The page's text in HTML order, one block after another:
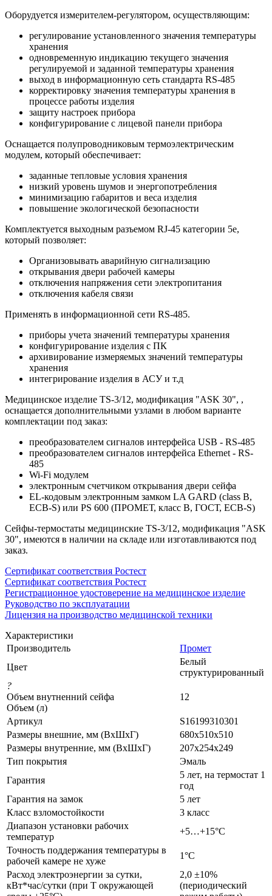
Оборудуется измерителем-регулятором, осуществляющим:
регулирование установленного значения температуры
хранения
одновременную индикацию текущего значения
регулируемой и заданной температуры хранения
выход в информационную сеть стандарта RS-485
корректировку значения температуры хранения в
процессе работы изделия
защиту настроек прибора
конфигурирование с лицевой панели прибора
Оснащается полупроводниковым термоэлектрическим
модулем, который обеспечивает:
заданные тепловые условия хранения
низкий уровень шумов и энергопотребления
минимизацию габаритов и веса изделия
повышение экологической безопасности
Комплектуется выходным разъемом RJ-45 категории 5е,
который позволяет:
Организовывать аварийную сигнализацию
открывания двери рабочей камеры
отключения напряжения сети электропитания
отключения кабеля связи
Применять в информационной сети RS-485.
приборы учета значений температуры хранения
конфигурирование изделия с ПК
архивирование измеряемых значений температуры
хранения
интегрирование изделия в АСУ и т.д
Медицинское изделие TS-3/12, модификация "ASK 30", ,
оснащается дополнительными узлами в любом варианте
комплектации под заказ:
преобразователем сигналов интерфейса USB - RS-485
преобразователем сигналов интерфейса Ethernet - RS-
485
Wi-Fi модулем
электронным счетчиком открывания двери сейфа
EL-кодовым электронным замком LA GARD (class B,
ECB-S) или PS 600 (ПРОМЕТ, класс В, ГОСТ, ECB-S)
Сейфы-термостаты медицинские TS-3/12, модификация "ASK
30", имеются в наличии на складе или изготавливаются под
заказ.
Сертификат соответствия Ростест
Сертификат соответствия Ростест
Регистрационное удостоверение на медицинское изделие
Руководство по эксплуатации
Лицензия на производство медицинской техники
Характеристики
Производитель
Промет
Цвет
Белый
структурированный
?
Объем внутненний сейфа
Объем (л)
12
Артикул
S16199310301
Размеры внешние, мм (ВхШхГ)
680x510x510
Размеры внутренние, мм (ВхШхГ)
207x254x249
Тип покрытия
Эмаль
Гарантия
5 лет, на термостат 1
год
Гарантия на замок
5 лет
Класс взломостойкости
3 класс
Диапазон установки рабочих
температур
+5…+15°С
Точность поддержания температуры в
рабочей камере не хуже
1°С
Расход электроэнергии за сутки,
кВт*час/сутки (при Т окружающей
2,0 ±10%
(периодический